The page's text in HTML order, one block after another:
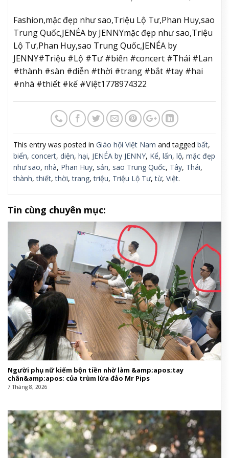
Fashion,mặc đẹp như sao,Triệu Lộ Tư,Phan Huy,sao
Trung Quốc,JENÉA by JENNYmặc đẹp như sao,Triệu
Lộ Tư,Phan Huy,sao Trung Quốc,JENÉA by
JENNY#Triệu #Lộ #Tư #biến #concert #Thái #Lan
#thành #sàn #diễn #thời #trang #bắt #tay #hai
#nhà #thiết #kế #Việt1778974322
This entry was posted in Giáo hội Việt Nam and tagged bất,
biển, concert, diện, hại, JENÉA by JENNY, Kể, lấn, lộ, mặc đẹp
như sao, nhà, Phan Huy, sản, sao Trung Quốc, Tây, Thái,
thành,thiết,thời,trang,triệu, Triệu Lộ Tư,từ, Việt.
Tin cùng chuyên mục:
Người phụ nữ kiếm bộn tiền nhờ làm &amp;apos;tay
chân&amp;apos; của trùm lừa đảo Mr Pips
7 Tháng 8, 2026